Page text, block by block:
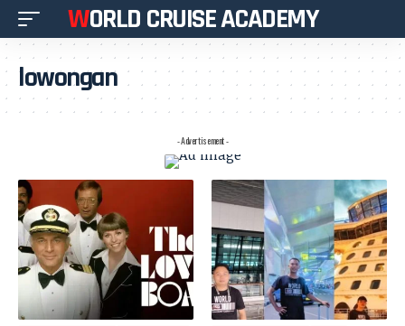
WORLD CRUISE ACADEMY
lowongan
- Advertisement -